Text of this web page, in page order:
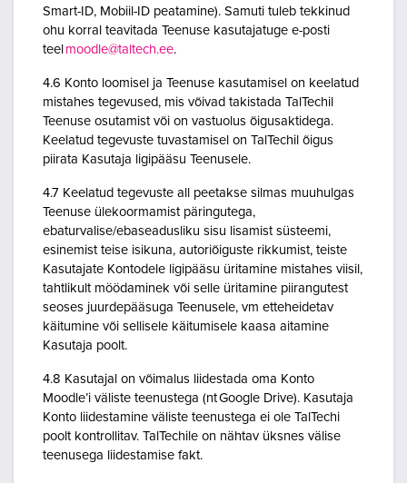
Smart-ID, Mobiil-ID peatamine). Samuti tuleb tekkinud
ohu korral teavitada Teenuse kasutajatuge e-posti
teel moodle@taltech.ee.
4.6 Konto loomisel ja Teenuse kasutamisel on keelatud
mistahes tegevused, mis võivad takistada TalTechil
Teenuse osutamist või on vastuolus õigusaktidega.
Keelatud tegevuste tuvastamisel on TalTechil õigus
piirata Kasutaja ligipääsu Teenusele.
4.7 Keelatud tegevuste all peetakse silmas muuhulgas
Teenuse ülekoormamist päringutega,
ebaturvalise/ebaseadusliku sisu lisamist süsteemi,
esinemist teise isikuna, autoriõiguste rikkumist, teiste
Kasutajate Kontodele ligipääsu üritamine mistahes viisil,
tahtlikult möödaminek või selle üritamine piirangutest
seoses juurdepääsuga Teenusele, vm etteheidetav
käitumine või sellisele käitumisele kaasa aitamine
Kasutaja poolt.
4.8 Kasutajal on võimalus liidestada oma Konto
Moodle’i väliste teenustega (nt Google Drive). Kasutaja
Konto liidestamine väliste teenustega ei ole TalTechi
poolt kontrollitav. TalTechile on nähtav üksnes välise
teenusega liidestamise fakt.